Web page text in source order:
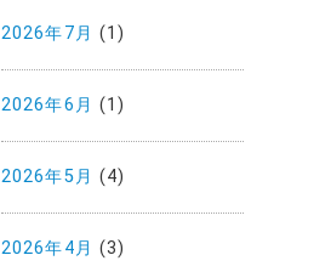
2026年7月 (1)
2026年6月 (1)
2026年5月 (4)
2026年4月 (3)